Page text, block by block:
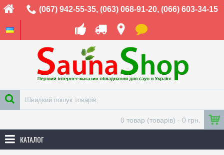
(067) 942-55-35, (063) 068-91-20, (066) 603-34-15
0 товар (товарів) - 0 грн.
КАТАЛОГ